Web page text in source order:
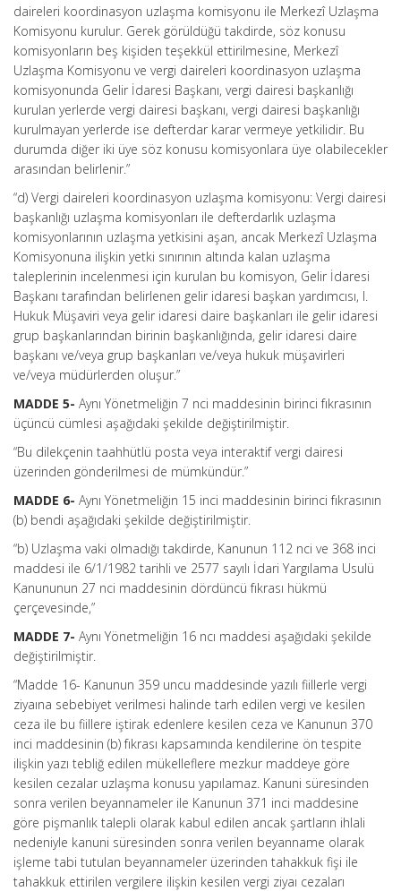
daireleri koordinasyon uzlaşma komisyonu ile Merkezî Uzlaşma
Komisyonu kurulur. Gerek görüldüğü takdirde, söz konusu
komisyonların beş kişiden teşekkül ettirilmesine, Merkezî
Uzlaşma Komisyonu ve vergi daireleri koordinasyon uzlaşma
komisyonunda Gelir İdaresi Başkanı, vergi dairesi başkanlığı
kurulan yerlerde vergi dairesi başkanı, vergi dairesi başkanlığı
kurulmayan yerlerde ise defterdar karar vermeye yetkilidir. Bu
durumda diğer iki üye söz konusu komisyonlara üye olabilecekler
arasından belirlenir.”
“d) Vergi daireleri koordinasyon uzlaşma komisyonu: Vergi dairesi
başkanlığı uzlaşma komisyonları ile defterdarlık uzlaşma
komisyonlarının uzlaşma yetkisini aşan, ancak Merkezî Uzlaşma
Komisyonuna ilişkin yetki sınırının altında kalan uzlaşma
taleplerinin incelenmesi için kurulan bu komisyon, Gelir İdaresi
Başkanı tarafından belirlenen gelir idaresi başkan yardımcısı, I.
Hukuk Müşaviri veya gelir idaresi daire başkanları ile gelir idaresi
grup başkanlarından birinin başkanlığında, gelir idaresi daire
başkanı ve/veya grup başkanları ve/veya hukuk müşavirleri
ve/veya müdürlerden oluşur.”
MADDE 5- Aynı Yönetmeliğin 7 nci maddesinin birinci fıkrasının
üçüncü cümlesi aşağıdaki şekilde değiştirilmiştir.
“Bu dilekçenin taahhütlü posta veya interaktif vergi dairesi
üzerinden gönderilmesi de mümkündür.”
MADDE 6- Aynı Yönetmeliğin 15 inci maddesinin birinci fıkrasının
(b) bendi aşağıdaki şekilde değiştirilmiştir.
“b) Uzlaşma vaki olmadığı takdirde, Kanunun 112 nci ve 368 inci
maddesi ile 6/1/1982 tarihli ve 2577 sayılı İdari Yargılama Usulü
Kanununun 27 nci maddesinin dördüncü fıkrası hükmü
çerçevesinde,”
MADDE 7- Aynı Yönetmeliğin 16 ncı maddesi aşağıdaki şekilde
değiştirilmiştir.
“Madde 16- Kanunun 359 uncu maddesinde yazılı fiillerle vergi
ziyaına sebebiyet verilmesi halinde tarh edilen vergi ve kesilen
ceza ile bu fiillere iştirak edenlere kesilen ceza ve Kanunun 370
inci maddesinin (b) fıkrası kapsamında kendilerine ön tespite
ilişkin yazı tebliğ edilen mükelleflere mezkur maddeye göre
kesilen cezalar uzlaşma konusu yapılamaz. Kanuni süresinden
sonra verilen beyannameler ile Kanunun 371 inci maddesine
göre pişmanlık talepli olarak kabul edilen ancak şartların ihlali
nedeniyle kanuni süresinden sonra verilen beyanname olarak
işleme tabi tutulan beyannameler üzerinden tahakkuk fişi ile
tahakkuk ettirilen vergilere ilişkin kesilen vergi ziyaı cezaları